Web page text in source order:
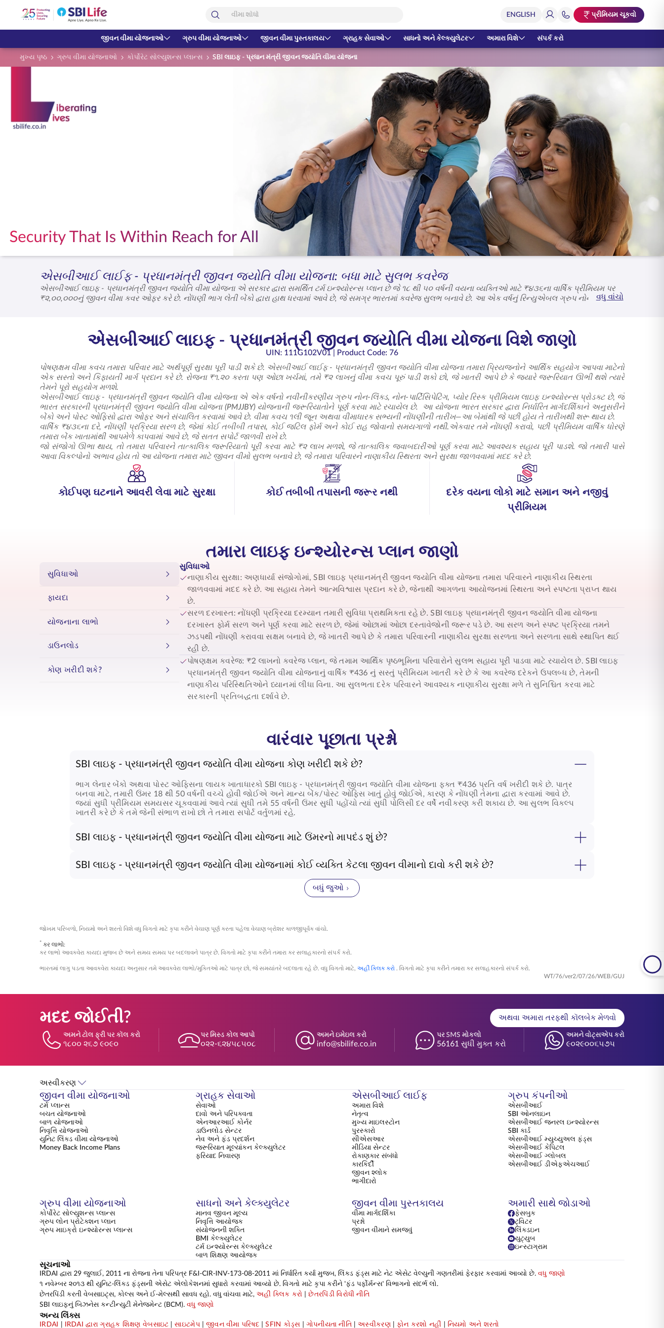
પ્રીમિયમ ચૂકવો
જીવન વીમા યોજનાઓ ગ્રુપ વીમા યોજનાઓ જીવન વીમા પુસ્તકાલય ગ્રાહક સેવાઓ સાધનો અને કેલ્ક્યુલેટર અમારા વિશે સંપર્ક કરો
મુખ્ય પૃષ્ઠ ગ્રુપ વીમા યોજનાઓ કોર્પોરેટ સોલ્યુશન્સ પ્લાન્સ SBI લાઇફ - પ્રધાન મંત્રી જીવન જ્યોતિ વીમા યોજના
Security That Is Within Reach for All
એસબીઆઈ લાઈફ - પ્રધાનમંત્રી જીવન જ્યોતિ વીમા યોજના: બધા માટે સુલભ કવરેજ
એસબીઆઈ લાઇફ - પ્રધાનમંત્રી જીવન જ્યોતિ વીમા યોજના એ સરકાર દ્વારા સમર્થિત ટર્મ ઇન્શ્યોરન્સ પ્લાન છે જે ૧૮ થી ૫૦ વર્ષની વયના વ્યક્તિઓ માટે ₹૪૩૬ના વાર્ષિક પ્રીમિયમ પર
₹૨,૦૦,૦૦૦નું જીવન વીમા કવર ઓફર કરે છે. નોંધણી ભાગ લેતી બેંકો દ્વારા હાથ ધરવામાં આવે છે, જે સમગ્ર ભારતમાં કવરેજ સુલભ બનાવે છે. આ એક વર્ષનું રિન્યુએબલ ગ્રુપ નોન-લિંક્ડ,
વધુ વાંચો
એસબીઆઈ લાઇફ - પ્રધાનમંત્રી જીવન જ્યોતિ વીમા યોજના વિશે જાણો
UIN: 111G102V01
| Product Code: 76
પોષણક્ષમ વીમા કવચ તમારા પરિવાર માટે અર્થપૂર્ણ સુરક્ષા પૂરી પાડી શકે છે. એસબીઆઈ લાઈફ - પ્રધાનમંત્રી જીવન જ્યોતિ વીમા યોજના તમારા પ્રિયજનોને આર્થિક સહયોગ આપવા માટેનો
એક સસ્તો અને કિફાયતી માર્ગ પ્રદાન કરે છે. રોજના ₹૧.૨૦ કરતા પણ ઓછા ખર્ચમાં, તમે ₹૨ લાખનું વીમા કવચ પૂરું પાડી શકો છો, જે ખાતરી આપે છે કે જ્યારે જરૂરિયાત ઊભી થશે ત્યારે
તેમને પૂરો સહયોગ મળશે.
એસબીઆઈ લાઇફ - પ્રધાનમંત્રી જીવન જ્યોતિ વીમા યોજના એ એક વર્ષનો નવીનીકરણીય ગ્રુપ નોન-લિંક્ડ, નોન-પાર્ટિસિપેટિંગ, પ્યોર રિસ્ક પ્રીમિયમ લાઇફ ઇન્શ્યોરન્સ પ્રોડક્ટ છે, જે
ભારત સરકારની પ્રધાનમંત્રી જીવન જ્યોતિ વીમા યોજના (PMJJBY) યોજનાની જરૂરિયાતોને પૂર્ણ કરવા માટે રચાયેલ છે. આ યોજના ભારત સરકાર દ્વારા નિર્ધારિત માર્ગદર્શિકાને અનુસરીને
બેંકો અને પોસ્ટ ઓફિસો દ્વારા ઓફર અને સંચાલિત કરવામાં આવે છે. વીમા કવચ ૧લી જૂન અથવા વીમાધારક સભ્યની નોંધણીની તારીખ—આ બેમાંથી જે પછી હોય તે તારીખથી શરૂ થાય છે.
વાર્ષિક ₹૪૩૬ના દરે, નોંધણી પ્રક્રિયા સરળ છે, જેમાં કોઈ તબીબી તપાસ, કોઈ જટિલ ફોર્મ અને કોઈ રાહ જોવાનો સમયગાળો નથી.એકવાર તમે નોંધણી કરાવો, પછી પ્રીમિયમ વાર્ષિક ધોરણે
તમારા બેંક ખાતામાંથી આપમેળે કાપવામાં આવે છે, જે સતત સપોર્ટ જાળવી રાખે છે.
જો સંજોગો ઊભા થાય, તો તમારા પરિવારને તાત્કાલિક જરૂરિયાતો પૂરી કરવા માટે ₹૨ લાખ મળશે, જે તાત્કાલિક જવાબદારીઓ પૂર્ણ કરવા માટે આવશ્યક સહાય પૂરી પાડશે. જો તમારી પાસે
આવા વિકલ્પોનો અભાવ હોય તો આ યોજના તમારા માટે જીવન વીમો સુલભ બનાવે છે, જે તમારા પરિવારને નાણાકીય સ્થિરતા અને સુરક્ષા જાળવવામાં મદદ કરે છે.
કોઈપણ ઘટનાને આવરી લેવા માટે સુરક્ષા કોઈ તબીબી તપાસની જરૂર નથી
દરેક વયના લોકો માટે સમાન અને નજીવું
પ્રીમિયમ
તમારા લાઇફ ઇન્શ્યોરન્સ પ્લાન જાણો
સુવિધાઓ
ફાયદા
યોજનાના લાભો
ડાઉનલોડ
કોણ ખરીદી શકે?
સુવિધાઓ
નાણાકીય સુરક્ષા: અણધાર્યા સંજોગોમાં, SBI લાઇફ પ્રધાનમંત્રી જીવન જ્યોતિ વીમા યોજના તમારા પરિવારને નાણાકીય સ્થિરતા
જાળવવામાં મદદ કરે છે. આ સહાય તેમને આત્મવિશ્વાસ પ્રદાન કરે છે, જેનાથી આગળના આયોજનમાં સ્થિરતા અને સ્પષ્ટતા પ્રાપ્ત થાય
છે.
સરળ દરખાસ્ત: નોંધણી પ્રક્રિયા દરમ્યાન તમારી સુવિધા પ્રાથમિકતા રહે છે. SBI લાઇફ પ્રધાનમંત્રી જીવન જ્યોતિ વીમા યોજના
દરખાસ્ત ફોર્મ સરળ અને પૂર્ણ કરવા માટે સરળ છે, જેમાં ઓછામાં ઓછા દસ્તાવેજોની જરૂર પડે છે. આ સરળ અને સ્પષ્ટ પ્રક્રિયા તમને
ઝડપથી નોંધણી કરાવવા સક્ષમ બનાવે છે, જે ખાતરી આપે છે કે તમારા પરિવારની નાણાકીય સુરક્ષા સરળતા અને સરળતા સાથે સ્થાપિત થઈ
રહી છે.
પોષણક્ષમ કવરેજ: ₹2 લાખનો કવરેજ પ્લાન, જે તમામ આર્થિક પૃષ્ઠભૂમિના પરિવારોને સુલભ સહાય પૂરી પાડવા માટે રચાયેલ છે. SBI લાઇફ
પ્રધાનમંત્રી જીવન જ્યોતિ વીમા યોજનાનું વાર્ષિક ₹436 નું સસ્તું પ્રીમિયમ ખાતરી કરે છે કે આ કવરેજ દરેકને ઉપલબ્ધ છે, તેમની
નાણાકીય પરિસ્થિતિઓને ધ્યાનમાં લીધા વિના. આ સુલભતા દરેક પરિવારને આવશ્યક નાણાકીય સુરક્ષા મળે તે સુનિશ્ચિત કરવા માટે
સરકારની પ્રતિબદ્ધતા દર્શાવે છે.
વારંવાર પૂછાતા પ્રશ્નો
SBI લાઇફ - પ્રધાનમંત્રી જીવન જ્યોતિ વીમા યોજના કોણ ખરીદી શકે છે?
ભાગ લેનાર બેંકો અથવા પોસ્ટ ઓફિસના લાયક ખાતાધારકો SBI લાઇફ - પ્રધાનમંત્રી જીવન જ્યોતિ વીમા યોજના ફક્ત ₹436 પ્રતિ વર્ષ ખરીદી શકે છે. પાત્ર
બનવા માટે, તમારી ઉંમર 18 થી 50 વર્ષની વચ્ચે હોવી જોઈએ અને માન્ય બેંક/પોસ્ટ ઓફિસ ખાતું હોવું જોઈએ, કારણ કે નોંધણી તેમના દ્વારા કરવામાં આવે છે.
જ્યાં સુધી પ્રીમિયમ સમયસર ચૂકવવામાં આવે ત્યાં સુધી તમે 55 વર્ષની ઉંમર સુધી પહોંચો ત્યાં સુધી પોલિસી દર વર્ષે નવીકરણ કરી શકાય છે. આ સુલભ વિકલ્પ
ખાતરી કરે છે કે તમે જેની સંભાળ રાખો છો તે તમારા સપોર્ટ વર્તુળમાં રહે.
SBI લાઇફ - પ્રધાનમંત્રી જીવન જ્યોતિ વીમા યોજના માટે ઉંમરનો માપદંડ શું છે?
SBI લાઇફ - પ્રધાનમંત્રી જીવન જ્યોતિ વીમા યોજનામાં કોઈ વ્યક્તિ કેટલા જીવન વીમાનો દાવો કરી શકે છે?
પ્રતિ વર્ષ ₹436 માં, તમે ₹2 લાખનું જીવન કવરેજ મેળવી શકો છો, જે અણધાર્યા સંજોગોમાં તમારા નોમિનીને આપવામાં આવશે. SBI લાઇફ -
તમામ આર્થિક પૃષ્ઠભૂમિ માટે જીવન વીમાને સુલભ બનાવે છે, જે ખાતરી કરે છે કે દરેક પરિવાર આવશ્યક નાણાકીય સુરક્ષા સ્થાપિત કરી શકે.
બધું જુઓ
જોખમ પરિબળો, નિયમો અને શરતો વિશે વધુ વિગતો માટે કૃપા કરીને વેચાણ પૂર્ણ કરતા પહેલા વેચાણ બ્રોશર કાળજીપૂર્વક વાંચો.
* કર લાભો:
કર લાભો આવકવેરા કાયદા મુજબ છે અને સમય સમય પર બદલાવને પાત્ર છે. વિગતો માટે કૃપા કરીને તમારા કર સલાહકારનો સંપર્ક કરો.
ભારતમાં લાગુ પડતા આવકવેરા કાયદા અનુસાર તમે આવકવેરા લાભો/મુક્તિઓ માટે પાત્ર છો, જે સમયાંતરે બદલાતા રહે છે. વધુ વિગતો માટે, અહીં ક્લિક કરો . વિગતો માટે કૃપા કરીને તમારા કર સલાહકારનો સંપર્ક કરો.
WT/76/ver2/07/26/WEB/GUJ
મદદ જોઈતી? અથવા અમારા તરફથી કૉલબેક મેળવો
અમને ટોલ ફ્રી પર કૉલ કરો
૧૮૦૦ ૨૬૭ ૯૦૯૦
પર મિસ્ડ કોલ આપો
૦૨૨-૬૨૪૫૮૫૦૮
અમને ઇમેઇલ કરો
info@sbilife.co.in
પર SMS મોકલો
56161 સુધી મુક્ત કરો
અમને વોટ્સએપ કરો
૯૦૨૯૦૦૬૫૭૫
અસ્વીકરણ
જીવન વીમા યોજનાઓ
ટર્મ પ્લાન્સ
બચત યોજનાઓ
બાળ યોજનાઓ
નિવૃત્તિ યોજનાઓ
યુનિટ લિંક્ડ વીમા યોજનાઓ
Money Back Income Plans
ગ્રાહક સેવાઓ
સેવાઓ
દાવો અને પરિપક્વતા
એનઆરઆઈ કોર્નર
ડાઉનલોડ સેન્ટર
નેવ અને ફંડ પ્રદર્શન
જરૂરિયાત મૂલ્યાંકન કેલ્ક્યુલેટર
ફરિયાદ નિવારણ
એસબીઆઈ લાઈફ
અમારા વિશે
નેતૃત્વ
મુખ્ય માઇલસ્ટોન
પુરસ્કારો
સીએસઆર
મીડિયા સેન્ટર
રોકાણકાર સંબંધો
કારકિર્દી
જીવન શ્લોક
ભાગીદારો
ગ્રુપ કંપનીઓ
એસબીઆઈ
SBI ઓનલાઇન
એસબીઆઈ જનરલ ઇન્શ્યોરન્સ
SBI કાર્ડ
એસબીઆઈ મ્યુચ્યુઅલ ફંડ્સ
એસબીઆઈ કેપિટલ
એસબીઆઈ ગ્લોબલ
એસબીઆઈ ડીએફએચઆઈ
ગ્રુપ વીમા યોજનાઓ
કોર્પોરેટ સોલ્યુશન્સ પ્લાન્સ
ગ્રુપ લોન પ્રોટેક્શન પ્લાન
ગ્રુપ માઇક્રો ઇન્શ્યોરન્સ પ્લાન્સ
સાધનો અને કેલ્ક્યુલેટર
માનવ જીવન મૂલ્ય
નિવૃત્તિ આયોજક
સંયોજનની શક્તિ
BMI કેલ્ક્યુલેટર
ટર્મ ઇન્શ્યોરન્સ કેલ્ક્યુલેટર
બાળ શિક્ષણ આયોજક
જીવન વીમા પુસ્તકાલય
વીમા માર્ગદર્શિકા
પ્રશ્નો
જીવન વીમાને સમજવું
અમારી સાથે જોડાઓ
ફેસબુક
ટ્વિટર
લિંક્ડઇન
યુટ્યુબ
ઇન્સ્ટાગ્રામ
સૂચનાઓ
IRDAI દ્વારા 29 જુલાઈ, 2011 ના રોજના તેના પરિપત્ર F&I-CIR-INV-173-08-2011 માં નિર્ધારિત કર્યા મુજબ, લિંક્ડ ફંડ્સ માટે નેટ એસેટ વેલ્યુની ગણતરીમાં ફેરફાર કરવામાં આવ્યો છે. વધુ જાણો
૧ નવેમ્બર ૨૦૧૩ થી યુનિટ-લિંક્ડ ફંડ્સની એસેટ એલોકેશનમાં સુધારો કરવામાં આવ્યો છે. વિગતો માટે કૃપા કરીને 'ફંડ પર્ફોર્મન્સ' વિભાગનો સંદર્ભ લો.
છેતરપિંડી કરતી વેબસાઇટ્સ, કોલ્સ અને ઈ-મેલ્સથી સાવધ રહો. વધુ વાંચવા માટે, અહીં ક્લિક કરો |છેતરપિંડી વિરોધી નીતિ
SBI લાઇફનું બિઝનેસ કન્ટીન્યુટી મેનેજમેન્ટ (BCM). વધુ જાણો
અન્ય લિંક્સ
IRDAI IRDAI દ્વારા ગ્રાહક શિક્ષણ વેબસાઇટ |સાઇટમેપ જીવન વીમા પરિષદ |SFIN કોડ્સ ગોપનીયતા નીતિ |અસ્વીકરણ ફોન કરશો નહીં નિયમો અને શરતો